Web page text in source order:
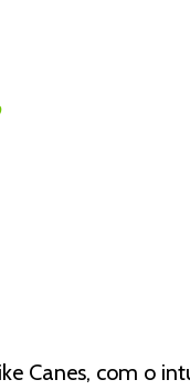
Canes, com o